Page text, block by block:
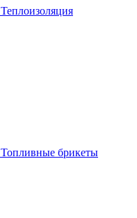
Теплоизоляция
Топливные брикеты